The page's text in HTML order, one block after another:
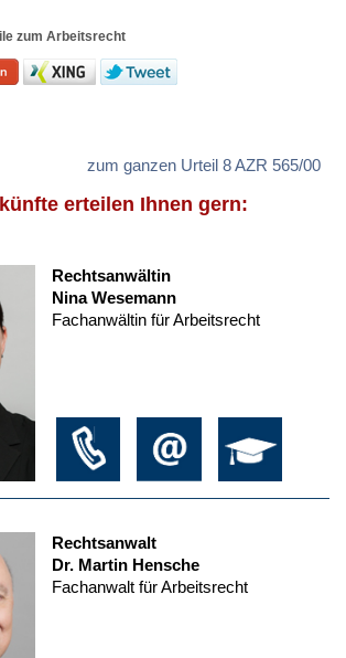
zum Arbeitsrecht
zum ganzen Urteil 8 AZR 565/00
erteilen Ihnen gern:
Rechtsanwältin
Nina Wesemann
Fachanwältin für Arbeitsrecht
Rechtsanwalt
Dr. Martin Hensche
Fachanwalt für Arbeitsrecht